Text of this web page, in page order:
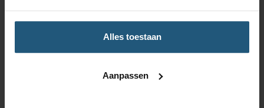
Alles toestaan
Aanpassen
IJzerwerker
Noord-Holland